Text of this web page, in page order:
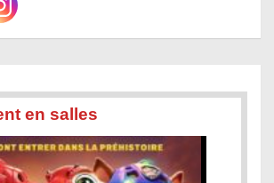
en salles